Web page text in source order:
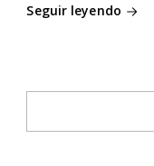
Seguir leyendo